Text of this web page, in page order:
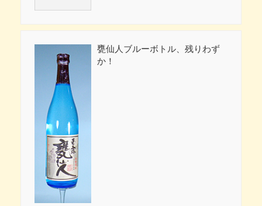
甕仙人ブルーボトル、残りわず
か！